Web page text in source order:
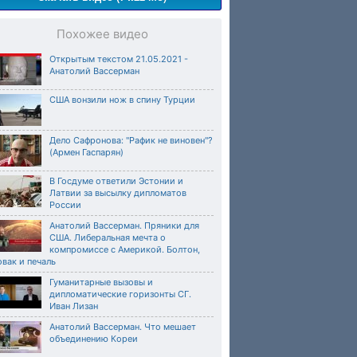
Похожее видео
Открытым текстом 21.05.2021 -
Анатолий Вассерман
США вонзили нож в спину Турции
Дело Сафронова: "Рафик не виновен"?
(Армен Гаспарян)
В Госдуме ответили Эстонии и
Латвии за высылку дипломатов
России
Анатолий Вассерман. Пряники для
США. Либеральная мечта о
компромиссе с Америкой. Болтон,
и печаль
Гуманитарные вызовы и
дипломатические горизонты СГ.
Иван Лизан
Анатолий Вассерман. Что мешает
объединению Кореи